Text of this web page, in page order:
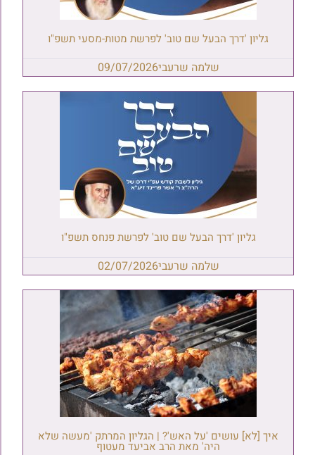
גליון 'דרך הבעל שם טוב' לפרשת מטות-מסעי תשפ"ו
שלמה שרעבי09/07/2026
גליון 'דרך הבעל שם טוב' לפרשת פנחס תשפ"ו
שלמה שרעבי02/07/2026
איך [לא] עושים 'על האש'? | הגליון המרתק 'מעשה שלא
היה' מאת הרב אביעד מעטוף